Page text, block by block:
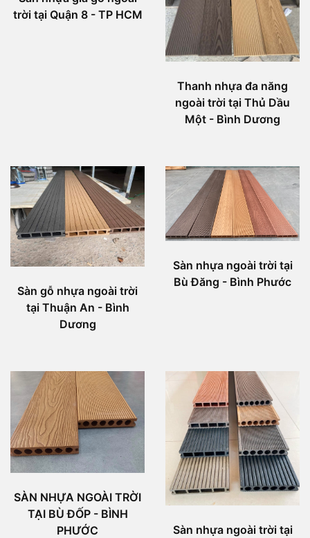
trời tại Quận 8 - TP HCM
Thanh nhựa đa năng
ngoài trời tại Thủ Dầu
Một - Bình Dương
Sàn gỗ nhựa ngoài trời
tại Thuận An - Bình
Dương
Sàn nhựa ngoài trời tại
Bù Đăng - Bình Phước
SÀN NHỰA NGOÀI TRỜI
TẠI BÙ ĐỐP - BÌNH
PHƯỚC
Sàn nhựa ngoài trời tại